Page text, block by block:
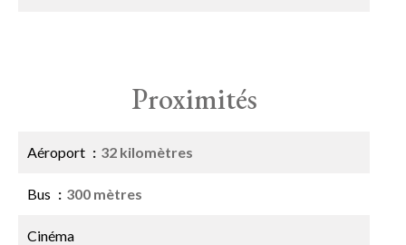
Proximités
Aéroport 32 kilomètres
Bus 300 mètres
Cinéma